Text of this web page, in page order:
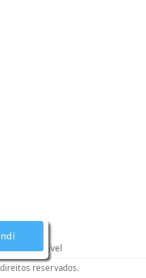
é compatível
reservados.